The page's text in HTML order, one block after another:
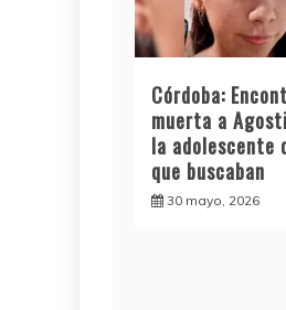
Córdoba:
muerta a
la adolescente
que buscaban
30 mayo, 2026